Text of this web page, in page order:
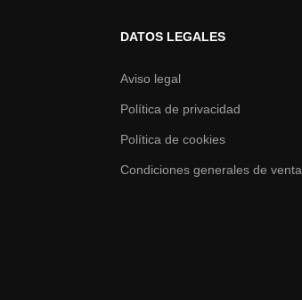
DATOS LEGALES
Aviso legal
Política de privacidad
Política de cookies
Condiciones generales de venta